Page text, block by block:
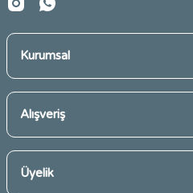
Kurumsal
Alışveriş
Üyelik